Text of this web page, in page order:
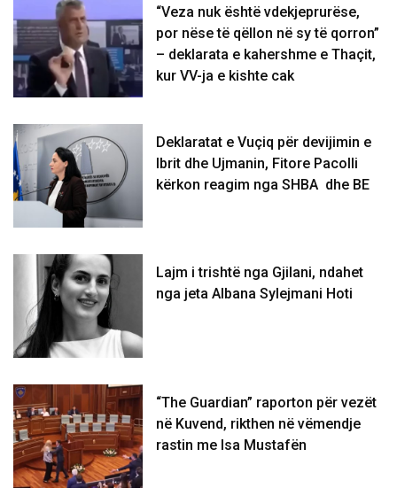
“Veza nuk është vdekjeprurëse,
por nëse të qëllon në sy të qorron”
– deklarata e kahershme e Thaçit,
kur VV-ja e kishte cak
Deklaratat e Vuçiq për devijimin e
Ibrit dhe Ujmanin, Fitore Pacolli
kërkon reagim nga SHBA dhe BE
Lajm i trishtë nga Gjilani, ndahet
nga jeta Albana Sylejmani Hoti
“The Guardian” raporton për vezët
në Kuvend, rikthen në vëmendje
rastin me Isa Mustafën